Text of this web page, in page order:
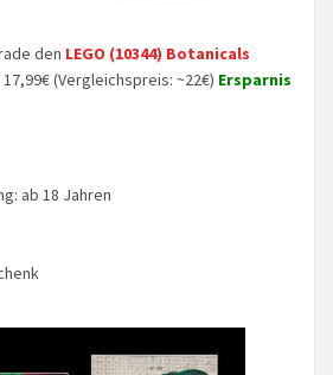
den LEGO (10344) Botanicals
(Vergleichspreis: ~22€) Ersparnis
ab 18 Jahren